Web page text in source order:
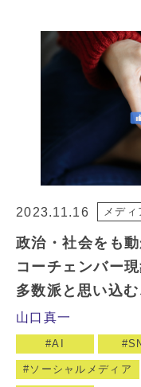
2023.11.16 メディ
政治・社会をも
コーチェンバー
多数派と思い込
山口真一
AI
ソーシャルメディア